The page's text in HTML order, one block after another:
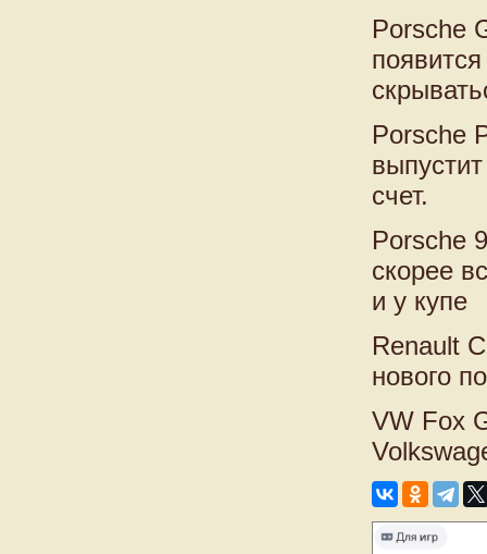
Porsche
Porsche
счет.
Porsche
скорее
и у купе
Renault
нового
VW Fox